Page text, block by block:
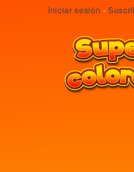
Iniciar sesión -